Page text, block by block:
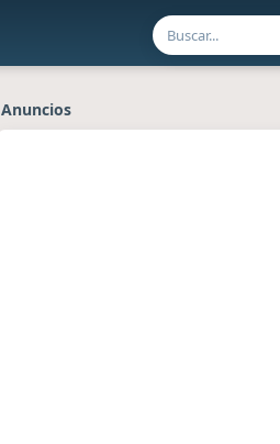
Anuncios